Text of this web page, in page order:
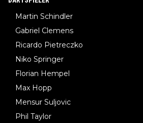
Martin Schindler
Gabriel Clemens
Ricardo Pietreczko
Niko Springer
Florian Hempel
Max Hopp
Mensur Suljovic
Phil Taylor